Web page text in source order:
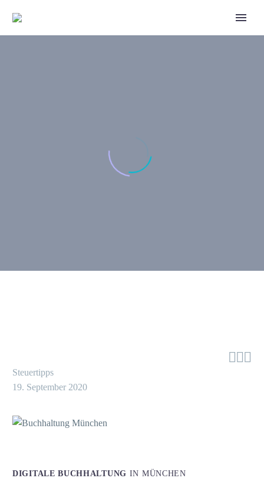

Steuertipps
19. September 2020
DIGITALE BUCHHALTUNG IN MÜNCHEN